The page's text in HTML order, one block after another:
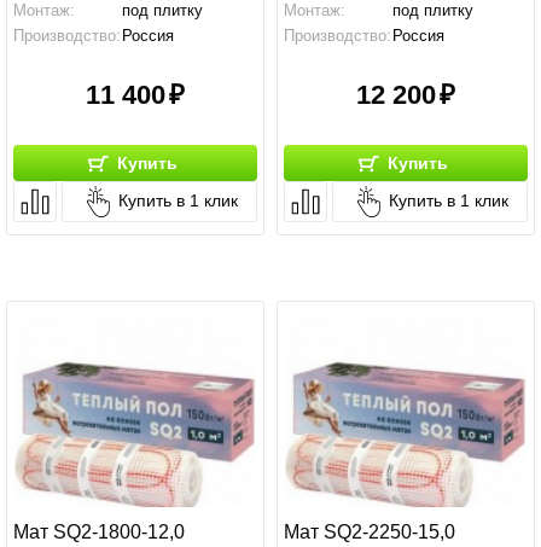
Монтаж:
под плитку
Производство: Россия
11 400
Купить
Купить в 1 клик
Монтаж:
под плитку
Производство: Россия
12 200
Купить
Купить в 1 клик
Мат SQ2-1800-12,0
Мат SQ2-2250-15,0